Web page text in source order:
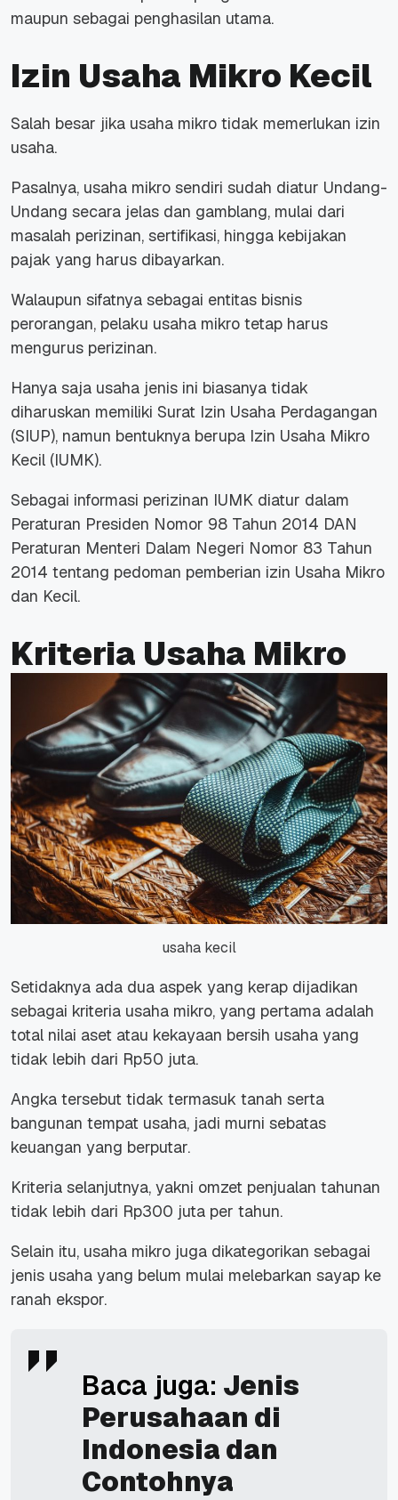
maupun sebagai penghasilan utama.
Izin Usaha Mikro Kecil
Salah besar jika usaha mikro tidak memerlukan izin
usaha.
Pasalnya, usaha mikro sendiri sudah diatur Undang-
Undang secara jelas dan gamblang, mulai dari
masalah perizinan, sertifikasi, hingga kebijakan
pajak yang harus dibayarkan.
Walaupun sifatnya sebagai entitas bisnis
perorangan, pelaku usaha mikro tetap harus
mengurus perizinan.
Hanya saja usaha jenis ini biasanya tidak
diharuskan memiliki Surat Izin Usaha Perdagangan
(SIUP), namun bentuknya berupa Izin Usaha Mikro
Kecil (IUMK).
Sebagai informasi perizinan IUMK diatur dalam
Peraturan Presiden Nomor 98 Tahun 2014 DAN
Peraturan Menteri Dalam Negeri Nomor 83 Tahun
2014 tentang pedoman pemberian izin Usaha Mikro
dan Kecil.
Kriteria Usaha Mikro
usaha kecil
Setidaknya ada dua aspek yang kerap dijadikan
sebagai kriteria usaha mikro, yang pertama adalah
total nilai aset atau kekayaan bersih usaha yang
tidak lebih dari Rp50 juta.
Angka tersebut tidak termasuk tanah serta
bangunan tempat usaha, jadi murni sebatas
keuangan yang berputar.
Kriteria selanjutnya, yakni omzet penjualan tahunan
tidak lebih dari Rp300 juta per tahun.
Selain itu, usaha mikro juga dikategorikan sebagai
jenis usaha yang belum mulai melebarkan sayap ke
ranah ekspor.
Baca juga: Jenis
Perusahaan di
Indonesia dan
Contohnya